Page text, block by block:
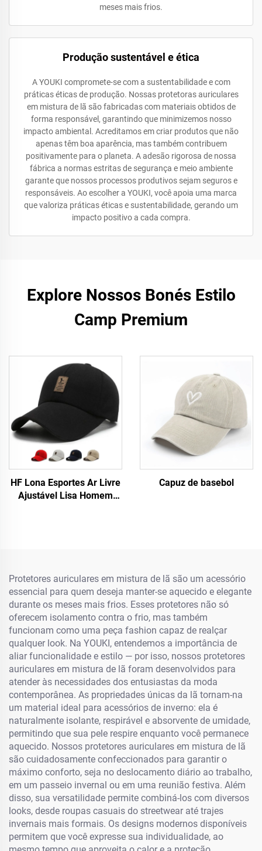
meses mais frios.
Produção sustentável e ética
A YOUKI compromete-se com a sustentabilidade e com
práticas éticas de produção. Nossas protetoras auriculares
em mistura de lã são fabricadas com materiais obtidos de
forma responsável, garantindo que minimizemos nosso
impacto ambiental. Acreditamos em criar produtos que não
apenas têm boa aparência, mas também contribuem
positivamente para o planeta. A adesão rigorosa de nossa
fábrica a normas estritas de segurança e meio ambiente
garante que nossos processos produtivos sejam seguros e
responsáveis. Ao escolher a YOUKI, você apoia uma marca
que valoriza práticas éticas e sustentabilidade, gerando um
impacto positivo a cada compra.
Explore Nossos Bonés Estilo
Camp Premium
HF Lona Esportes Ar Livre
Ajustável Lisa Homem
Capuz de basebol
Protetores auriculares em mistura de lã são um acessório
essencial para quem deseja manter-se aquecido e elegante
durante os meses mais frios. Esses protetores não só
oferecem isolamento contra o frio, mas também
funcionam como uma peça fashion capaz de realçar
qualquer look. Na YOUKI, entendemos a importância de
aliar funcionalidade e estilo — por isso, nossos protetores
auriculares em mistura de lã foram desenvolvidos para
atender às necessidades dos entusiastas da moda
contemporânea. As propriedades únicas da lã tornam-na
um material ideal para acessórios de inverno: ela é
naturalmente isolante, respirável e absorvente de umidade,
permitindo que sua pele respire enquanto você permanece
aquecido. Nossos protetores auriculares em mistura de lã
são cuidadosamente confeccionados para garantir o
máximo conforto, seja no deslocamento diário ao trabalho,
em um passeio invernal ou em uma reunião festiva. Além
disso, sua versatilidade permite combiná-los com diversos
looks, desde roupas casuais do streetwear até trajes
invernais mais formais. Os designs modernos disponíveis
permitem que você expresse sua individualidade, ao